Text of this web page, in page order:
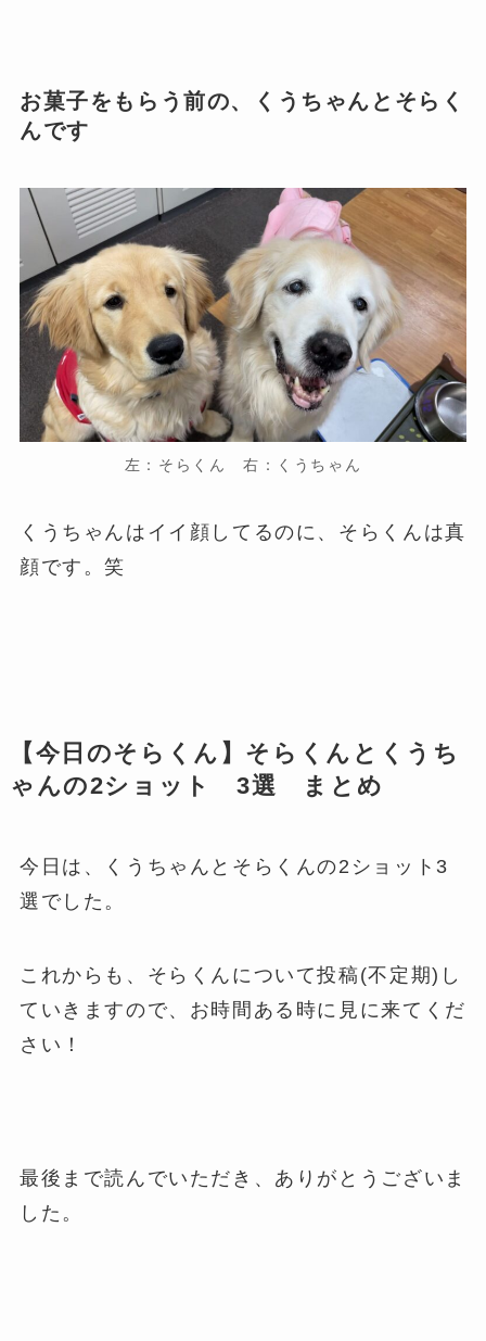
お菓子をもらう前の、くうちゃんとそらく
んです
左：そらくん 右：くうちゃん
くうちゃんはイイ顔してるのに、そらくんは真
顔です。笑
【今日のそらくん】そらくんとくうち
ゃんの2ショット 3選 まとめ
今日は、くうちゃんとそらくんの2ショット3
選でした。
これからも、そらくんについて投稿(不定期)し
ていきますので、お時間ある時に見に来てくだ
さい！
最後まで読んでいただき、ありがとうございま
した。